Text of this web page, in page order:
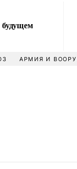
АРМИЯ И